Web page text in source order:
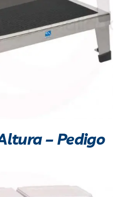
– Pedigo